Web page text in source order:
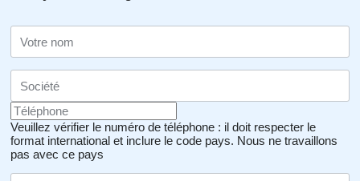
Veuillez vérifier le numéro de téléphone : il doit respecter le
format international et inclure le code pays. Nous ne travaillons
pas avec ce pays